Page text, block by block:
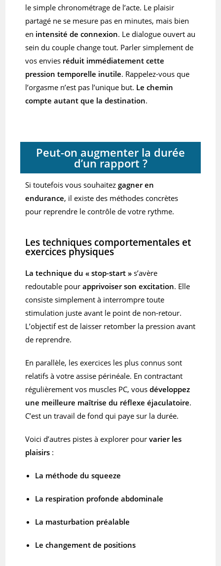
le simple chronométrage de l’acte. Le plaisir
partagé ne se mesure pas en minutes, mais bien
en intensité de connexion. Le dialogue ouvert au
sein du couple change tout. Parler simplement de
vos envies réduit immédiatement cette
pression temporelle inutile. Rappelez-vous que
l’orgasme n’est pas l’unique but. Le chemin
compte autant que la destination.
Peut-on augmenter la durée
d’un rapport ?
Si toutefois vous souhaitezgagner en
endurance, il existe des méthodes concrètes
pour reprendre le contrôle de votre rythme.
Les techniques comportementales et
exercices physiques
La technique du « stop-start » s’avère
redoutable pourapprivoiser son excitation. Elle
consiste simplement à interrompre toute
stimulation juste avant le point de non-retour.
L’objectif est de laisser retomber la pression avant
de reprendre.
En parallèle, les exercices les plus connus sont
relatifs à votre assise périnéale. En contractant
régulièrement vos muscles PC, vousdéveloppez
une meilleure maîtrise du réflexe éjaculatoire.
C’est un travail de fond qui paye sur la durée.
Voici d’autres pistes à explorer pourvarier les
plaisirs :
La méthode du squeeze
La respiration profonde abdominale
La masturbation préalable
Le changement de positions